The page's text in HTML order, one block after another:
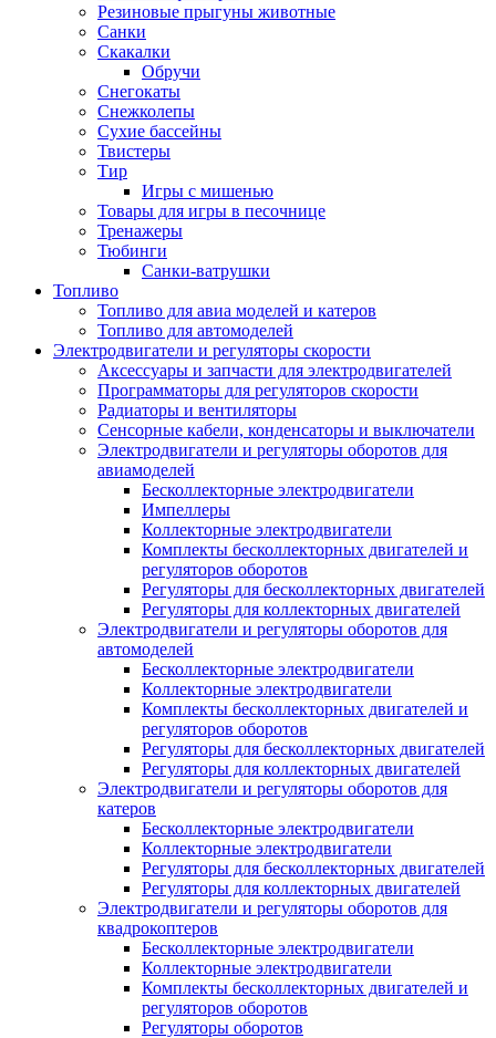
Резиновые прыгуны животные
Санки
Скакалки
Обручи
Снегокаты
Снежколепы
Сухие бассейны
Твистеры
Тир
Игры с мишенью
Товары для игры в песочнице
Тренажеры
Тюбинги
Санки-ватрушки
Топливо
Топливо для авиа моделей и катеров
Топливо для автомоделей
Электродвигатели и регуляторы скорости
Аксессуары и запчасти для электродвигателей
Программаторы для регуляторов скорости
Радиаторы и вентиляторы
Сенсорные кабели, конденсаторы и выключатели
Электродвигатели и регуляторы оборотов для
авиамоделей
Бесколлекторные электродвигатели
Импеллеры
Коллекторные электродвигатели
Комплекты бесколлекторных двигателей и
регуляторов оборотов
Регуляторы для бесколлекторных двигателей
Регуляторы для коллекторных двигателей
Электродвигатели и регуляторы оборотов для
автомоделей
Бесколлекторные электродвигатели
Коллекторные электродвигатели
Комплекты бесколлекторных двигателей и
регуляторов оборотов
Регуляторы для бесколлекторных двигателей
Регуляторы для коллекторных двигателей
Электродвигатели и регуляторы оборотов для
катеров
Бесколлекторные электродвигатели
Коллекторные электродвигатели
Регуляторы для бесколлекторных двигателей
Регуляторы для коллекторных двигателей
Электродвигатели и регуляторы оборотов для
квадрокоптеров
Бесколлекторные электродвигатели
Коллекторные электродвигатели
Комплекты бесколлекторных двигателей и
регуляторов оборотов
Регуляторы оборотов